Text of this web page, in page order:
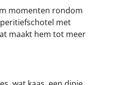
momenten rondom
met
maakt hem tot meer